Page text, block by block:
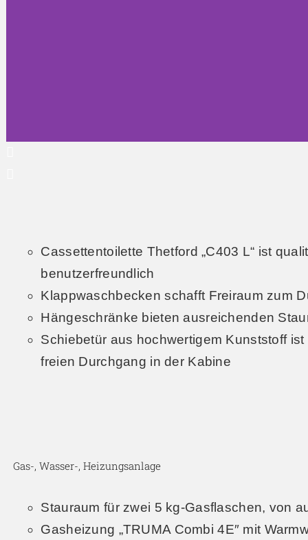
Cassettentoilette Thetford „C403 L“ ist
benutzerfreundlich
Klappwaschbecken schafft Freiraum zum
Hängeschränke bieten ausreichenden
Schiebetür aus hochwertigem Kunststoff
freien Durchgang in der Kabine
Gas-, Wasser-, Heizungsanlage
Stauraum für zwei 5 kg-Gasflaschen, von
Gasheizung „TRUMA Combi 4E″ mit